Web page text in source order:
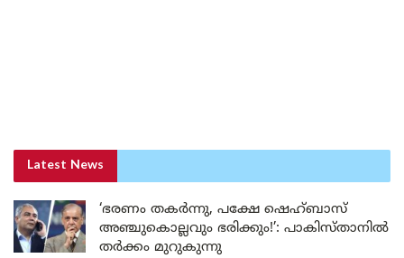
Latest News
‘ഭരണം തകർന്നു, പക്ഷേ ഷെഹ്ബാസ്
അഞ്ചുകൊല്ലവും ഭരിക്കും!’: പാകിസ്താനിൽ
തർക്കം മുറുകുന്നു